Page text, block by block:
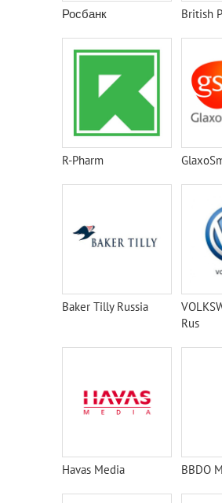
Росбанк British
R-Pharm
Baker Tilly Russia
Rus
Havas Media BBDO